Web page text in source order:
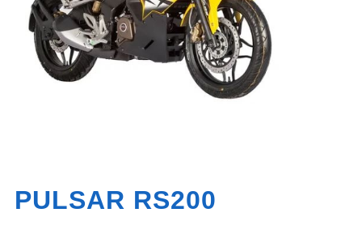
PULSAR RS200